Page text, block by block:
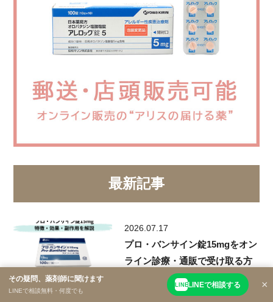
×
その疑問、薬剤師に聞けます
LINEで相談無料・何度でも
LINE LINEで相談する
最新記事
2026.07.17
プロ・バンサイン錠15mgをオン
ライン診療・通販で受け取る方
法【多汗症】